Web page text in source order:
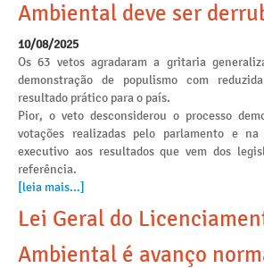
Ambiental deve ser
10/08/2025
Os 63 vetos agradaram a gritaria
demonstração de populismo com
resultado prático para o país.
Pior, o veto desconsiderou o processo
votações realizadas pelo parlamento e
executivo aos resultados que vem dos
referência.
[leia mais...]
Lei Geral do
Ambiental é avanço